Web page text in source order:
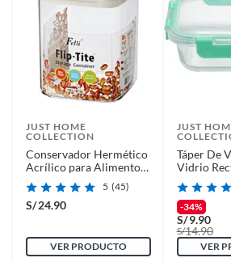
JUST HOME
COLLECTION
Conservador Hermético
Acrílico para Alimentos
1.8L
5 (45)
S/24.90
VER PRODUCTO
JUST
Táper De
Vidrio
650Ml
-34%
S/ 9.90
S/14.90
VER